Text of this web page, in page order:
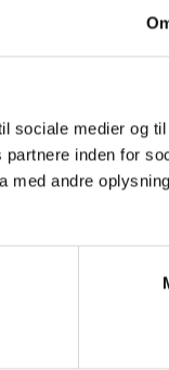
sociale medier og
inden for
med andre
Læg i kurv
populære og
skirt fra King Louie.
udgave er sort